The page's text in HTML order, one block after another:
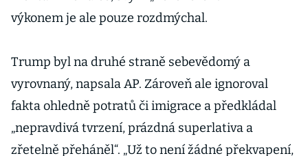
výkonem je ale pouze rozdmýchal.
Trump byl na druhé straně sebevědomý a
vyrovnaný, napsala AP. Zároveň ale ignoroval
fakta ohledně potratů či imigrace a předkládal
„nepravdivá tvrzení, prázdná superlativa a
zřetelně přeháněl“. „Už to není žádné překvapení,